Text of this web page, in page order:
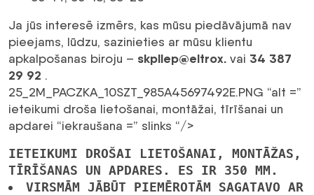
Ja jūs interesē izmērs, kas mūsu piedāvājumā nav
pieejams, lūdzu, sazinieties ar mūsu klientu
apkalpošanas biroju – skpllep@eltrox. vai 34 387
29 92 .
25_2M_PACZKA_10SZT_985A45697492E.PNG “alt =”
ieteikumi droša lietošanai, montāžai, tīrīšanai un
apdarei “iekraušana =” slinks “/>
IETEIKUMI DROŠAI LIETOŠANAI, MONTĀŽAS,
TĪRĪŠANAS UN APDARES. ES IR 350 MM.
VIRSMĀM JĀBŪT PIEMĒROTĀM SAGATAVO AR